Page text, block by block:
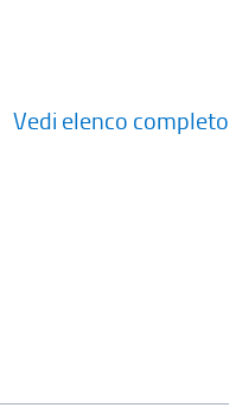
Vedi elenco completo